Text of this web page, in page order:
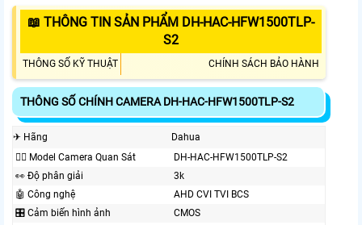
📖 THÔNG TIN SẢN PHẨM DH-HAC-HFW1500TLP-
S2
THÔNG SỐ KỸ THUẬT CHÍNH SÁCH BẢO HÀNH
THÔNG SỐ CHÍNH CAMERA DH-HAC-HFW1500TLP-S2
✈ Hãng
Dahua
🙆‍♀️ Model Camera Quan Sát
DH-HAC-HFW1500TLP-S2
️👀 Độ phân giải
3k
🤖️ Công nghệ
AHD CVI TVI BCS
🎛 Cảm biến hình ảnh
CMOS